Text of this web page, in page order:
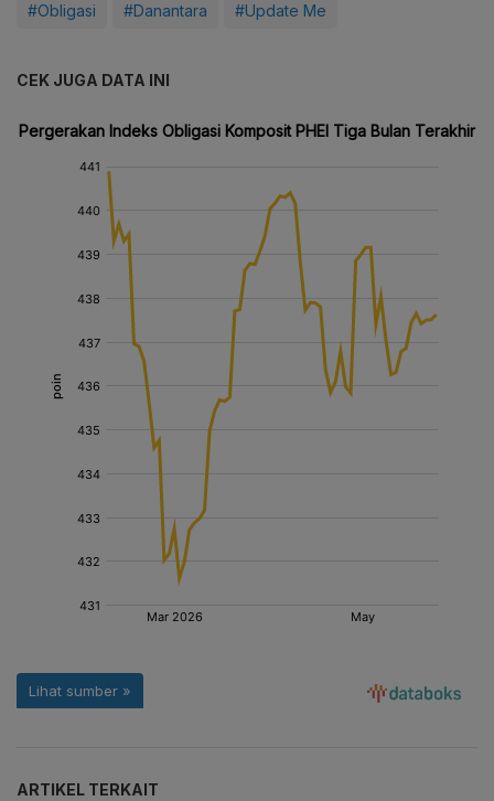
#Obligasi #Danantara #Update Me
CEK JUGA DATA INI
ARTIKEL TERKAIT